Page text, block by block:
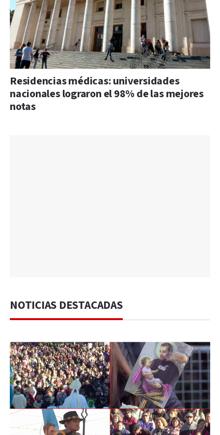
Residencias médicas: universidades
nacionales lograron el 98% de las mejores
notas
NOTICIAS DESTACADAS